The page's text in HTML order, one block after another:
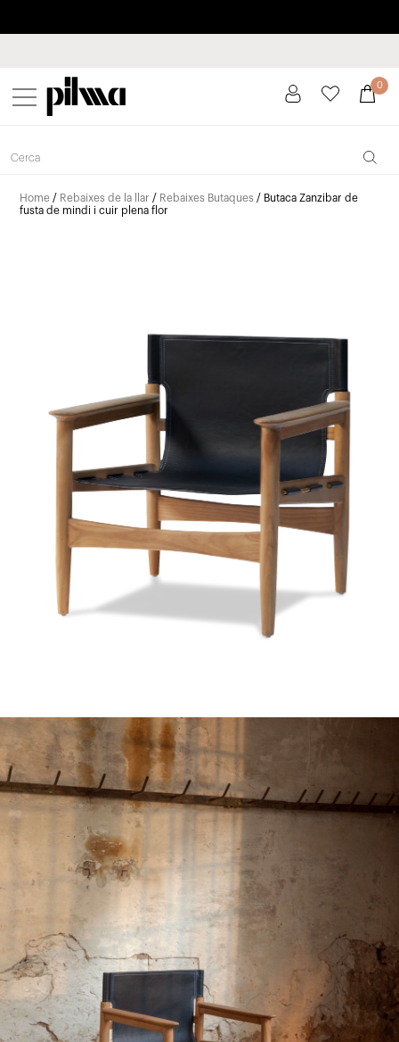
pilma 0
Home / Rebaixes de la llar / Rebaixes Butaques / Butaca Zanzibar de
fusta de mindi i cuir plena flor